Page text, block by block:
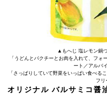
▲もへじ 塩レモン鍋
「うどんとパクチーとお肉を入れて、フ
ート／アルバ
「さっぱりしていて野菜をいっぱい食べる
フリ
オリジナル バルサミコ醤